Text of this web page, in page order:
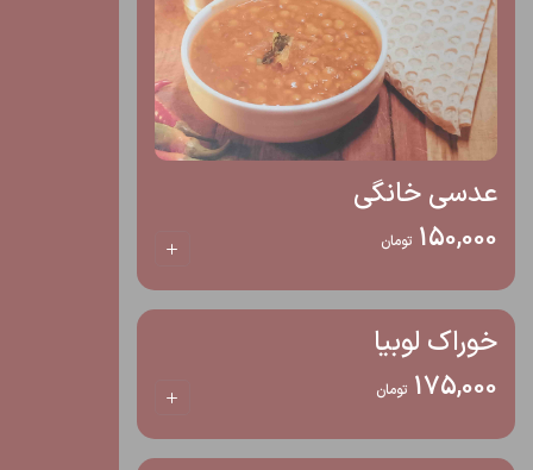
عدسی خانگی
150,000 تومان
خوراک لوبیا
175,000 تومان